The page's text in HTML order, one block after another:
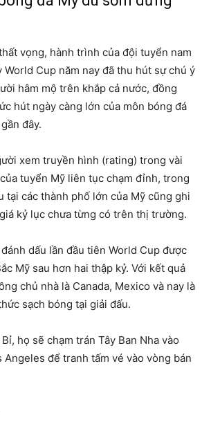
vọng, hành trình của đội tuyển nam
World Cup năm nay đã thu hút sự chú ý
hâm mộ trên khắp cả nước, đồng
hút ngày càng lớn của môn bóng đá
đây.
xem truyền hình (rating) trong vài
tuyển Mỹ liên tục chạm đỉnh, trong
tại các thành phố lớn của Mỹ cũng ghi
kỷ lục chưa từng có trên thị trường.
dấu lần đầu tiên World Cup được
Mỹ sau hơn hai thập kỷ. Với kết quả
chủ nhà là Canada, Mexico và nay là
sạch bóng tại giải đấu.
họ sẽ chạm trán Tây Ban Nha vào
Angeles để tranh tấm vé vào vòng bán